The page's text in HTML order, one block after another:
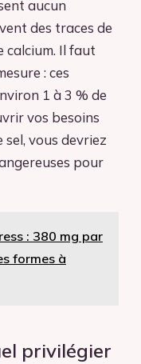
aucun
des traces de
calcium. Il faut
: ces
1 à 3 % de
vos besoins
vous devriez
pour
: 380 mg par
formes à
privilégier